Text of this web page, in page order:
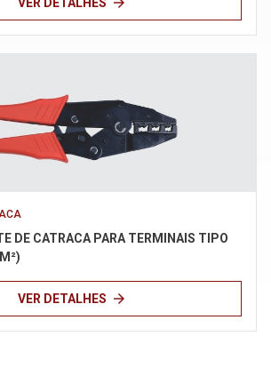
DE CATRACA PARA TERMINAIS TIPO
VER DETALHES arrow_forward